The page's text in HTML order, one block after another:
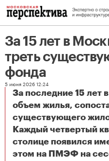
За 15 лет в
треть
фонда
5 июня 2026 12:24
За последние 15 лет
объем жилья,
существующего
Каждый четвертый
столице появился
этом на ПМЭФ на